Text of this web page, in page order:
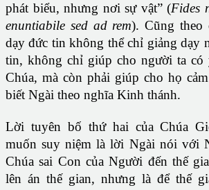
phát biểu, nhưng nơi sự vật” (Fides
enuntiabile sed ad rem). Cũng theo
dạy đức tin không thể chỉ giảng dạy
tin, không chỉ giúp cho người ta có
Chúa, mà còn phải giúp cho họ
biết Ngài theo nghĩa Kinh thánh.
Lời tuyên bố thứ hai của Chúa
muốn suy niệm là lời Ngài nói với
Chúa sai Con của Người đến thế
lên án thế gian, nhưng là để thế